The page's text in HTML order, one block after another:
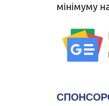
мінімуму